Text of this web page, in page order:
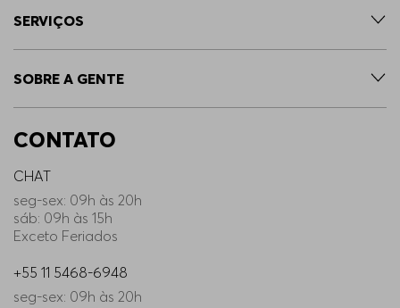
SERVIÇOS
SOBRE A GENTE
CONTATO
CHAT
seg-sex: 09h às 20h
sáb: 09h às 15h
Exceto Feriados
+55 11 5468-6948
seg-sex: 09h às 20h